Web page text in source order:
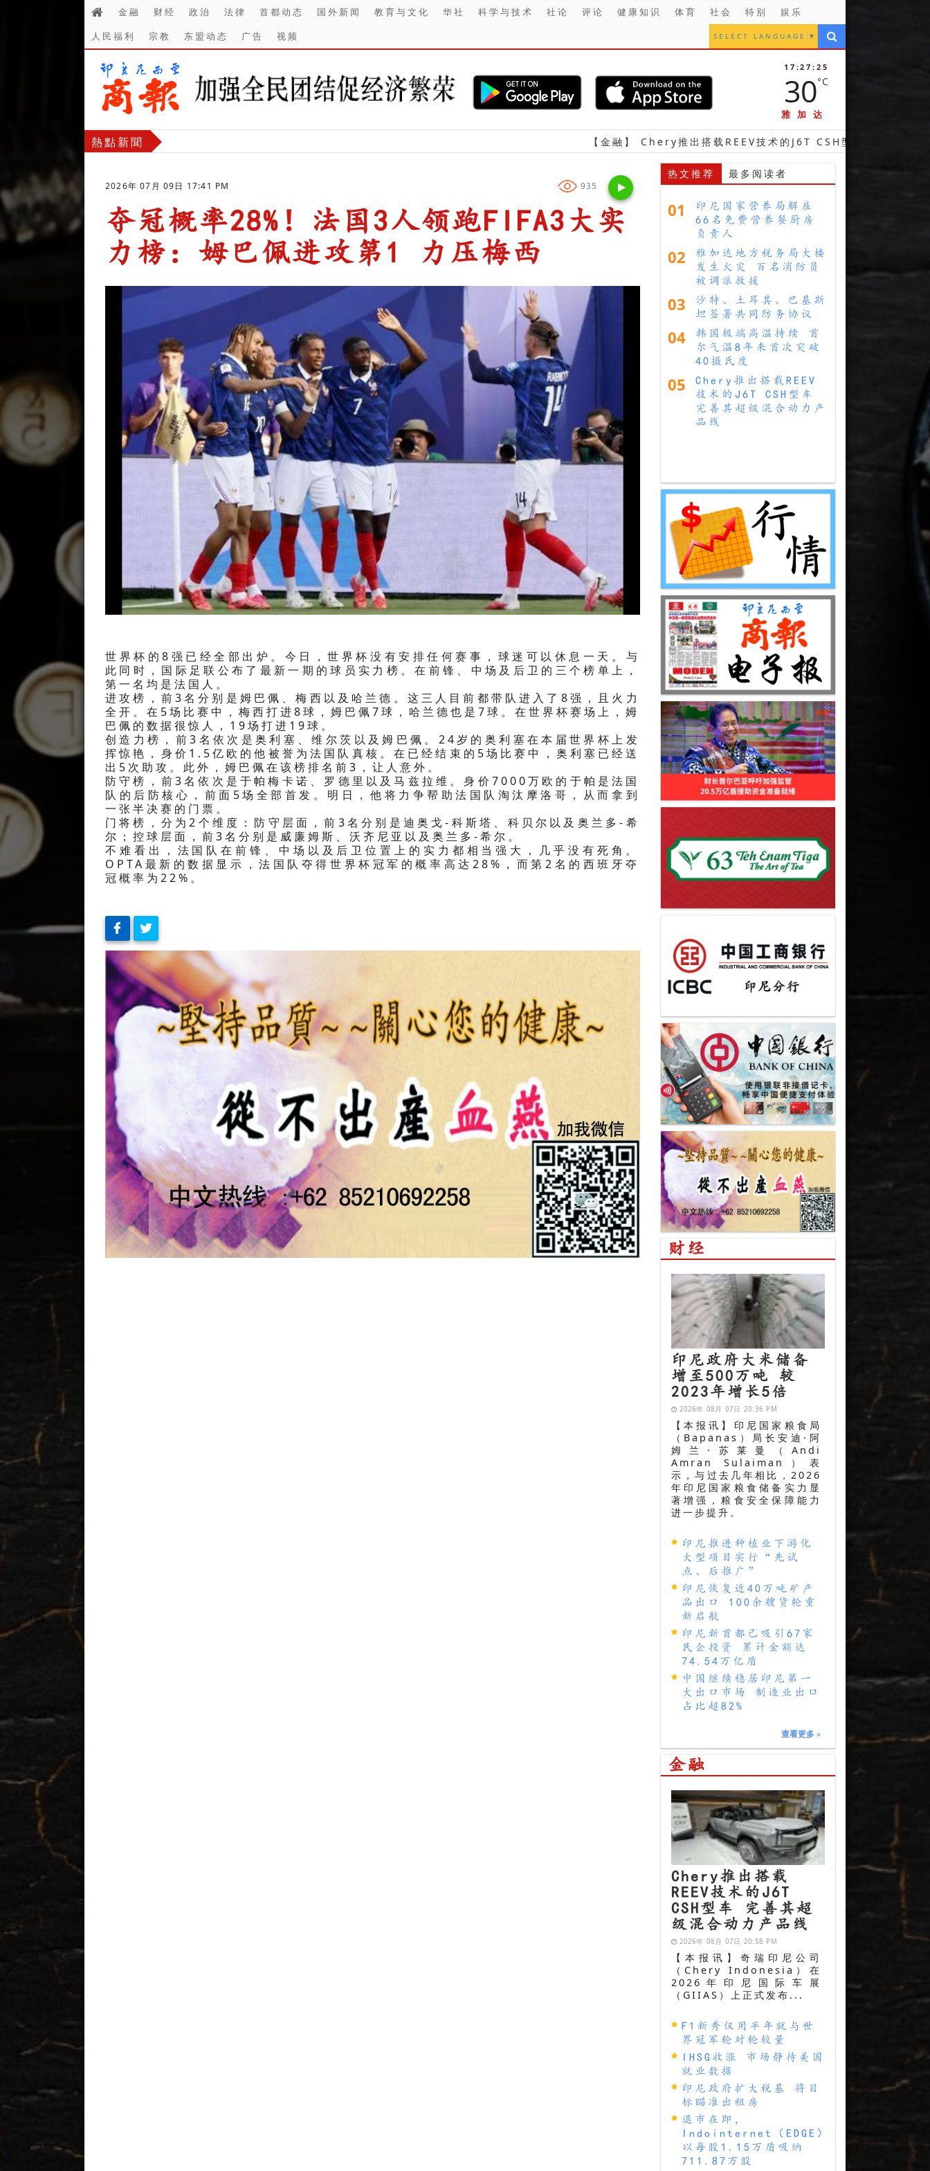
金融 财经 政治 法律 首都动态 国外新闻 教育与文化 华社 科学与技术 社论 评论 健康知识 体育 社会 特别
娱乐
人民福利
宗教 东盟动态 广告 视频 SELECT LANGUAGE ▼
17:27:27
30°C
雅加达
熱點新聞 【金融】 Chery推出搭载REEV技术的J6T CSH型车 完善其超级混合动力产品
2026年 07月 09日 17:41 PM 935
夺冠概率28%！法国3人领跑FIFA3大实
力榜：姆巴佩进攻第1 力压梅西
世界杯的8强已经全部出炉。今日，世界杯没有安排任何赛事，球迷可以休息一天。与
此同时，国际足联公布了最新一期的球员实力榜。在前锋、中场及后卫的三个榜单上，
第一名均是法国人。
进攻榜，前3名分别是姆巴佩、梅西以及哈兰德。这三人目前都带队进入了8强，且火力
全开。在5场比赛中，梅西打进8球，姆巴佩7球，哈兰德也是7球。在世界杯赛场上，姆
巴佩的数据很惊人，19场打进19球。
创造力榜，前3名依次是奥利塞、维尔茨以及姆巴佩。24岁的奥利塞在本届世界杯上发
挥惊艳，身价1.5亿欧的他被誉为法国队真核。在已经结束的5场比赛中，奥利塞已经送
出5次助攻。此外，姆巴佩在该榜排名前3，让人意外。
防守榜，前3名依次是于帕梅卡诺、罗德里以及马兹拉维。身价7000万欧的于帕是法国
队的后防核心，前面5场全部首发。明日，他将力争帮助法国队淘汰摩洛哥，从而拿到
一张半决赛的门票。
门将榜，分为2个维度：防守层面，前3名分别是迪奥戈-科斯塔、科贝尔以及奥兰多-希
尔；控球层面，前3名分别是威廉姆斯、沃齐尼亚以及奥兰多-希尔。
不难看出，法国队在前锋、中场以及后卫位置上的实力都相当强大，几乎没有死角。
OPTA最新的数据显示，法国队夺得世界杯冠军的概率高达28%，而第2名的西班牙夺
冠概率为22%。
热文推荐 最多阅读者
01
印尼国家营养局解雇
66名免费营养餐厨房
负责人
02
雅加达地方税务局大楼
发生火灾 百名消防员
被调派救援
03
沙特、土耳其、巴基斯
坦签署共同防务协议
04
韩国极端高温持续 首
尔气温8年来首次突破
40摄氏度
05
Chery推出搭载REEV
技术的J6T CSH型车
完善其超级混合动力产
品线
财经
印尼政府大米储备
增至500万吨 较
2023年增长5倍
2026年 08月 07日 20:36 PM
【本报讯】印尼国家粮食局
（Bapanas）局长安迪·阿
姆兰·苏莱曼（Andi
Amran Sulaiman）表
示，与过去几年相比，2026
年印尼国家粮食储备实力显
著增强，粮食安全保障能力
进一步提升。
印尼推进种植业下游化
大型项目实行“先试
点、后推广”
印尼恢复近40万吨矿产
品出口 100余艘货轮重
新启航
印尼新首都已吸引67家
民企投资 累计金额达
74.54万亿盾
中国继续稳居印尼第一
大出口市场 制造业出口
占比超82%
查看更多 »
金融
Chery推出搭载
REEV技术的J6T
CSH型车 完善其超
级混合动力产品线
2026年 08月 07日 20:58 PM
【本报讯】奇瑞印尼公司
（Chery Indonesia）在
2026年印尼国际车展
（GIIAS）上正式发布...
F1新秀仅用半年就与世
界冠军轮对轮较量
IHSG收涨 市场静待美国
就业数据
印尼政府扩大税基 将目
标瞄准出租房
退市在即，
Indointernet（EDGE）
以每股1.15万盾吸纳
711.87万股